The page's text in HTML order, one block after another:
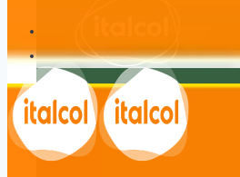
Ganadería
LÍNEA